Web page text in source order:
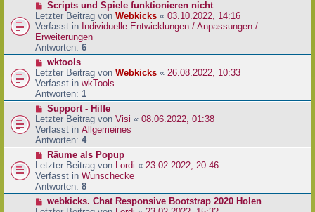
a
g
B
e
i
t
r
a
g
N
e
u
e
r
B
e
i
t
r
a
g
Scripts und Spiele funktionieren nicht
Letzter Beitrag von Webkicks « 03.10.2022, 14:16
Verfasst in Individuelle Entwicklungen / Anpassungen /
Erweiterungen
Antworten: 6
N
e
u
e
r
B
e
i
t
a
g
wktools
Letzter Beitrag von Webkicks « 26.08.2022, 10:33
Verfasst in wkTools
Antworten: 1
N
e
u
e
r
B
e
i
t
Support - Hilfe
Letzter Beitrag von Visi « 08.06.2022, 01:38
Verfasst in Allgemeines
Antworten: 4
N
e
u
e
r
B
Räume als Popup
Letzter Beitrag von Lordi « 23.02.2022, 20:46
Verfasst in Wunschecke
Antworten: 8
Nwebkicks. Chat Responsive Bootstrap 2020 Holen